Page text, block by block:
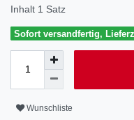
Inhalt 1 Satz
Sofort versandfertig,
Wunschliste